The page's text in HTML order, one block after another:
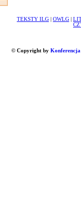
TEKSTY ILG OWLG
© Copyright by Konferencja